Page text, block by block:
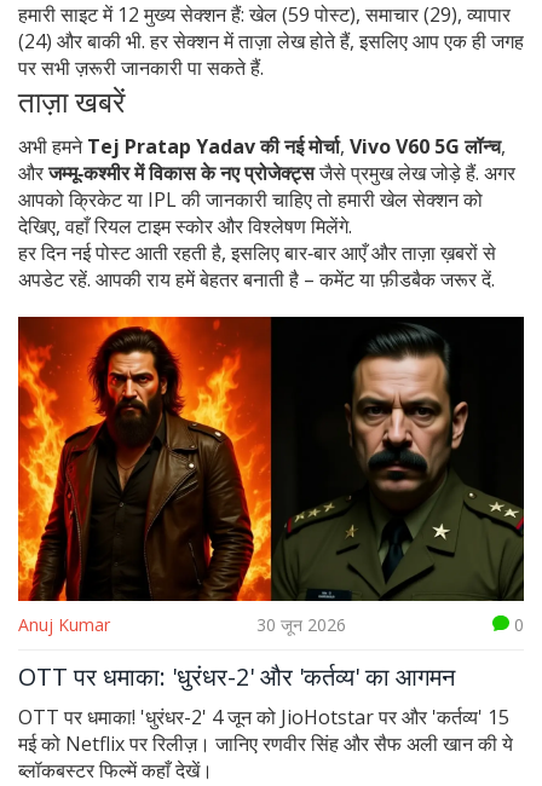
हमारी साइट में 12 मुख्य सेक्शन हैं: खेल (59 पोस्ट), समाचार (29), व्यापार
(24) और बाकी भी. हर सेक्शन में ताज़ा लेख होते हैं, इसलिए आप एक ही जगह
पर सभी ज़रूरी जानकारी पा सकते हैं.
ताज़ा खबरें
अभी हमनेTej Pratap Yadav की नई मोर्चा, Vivo V60 5G लॉन्च,
औरजम्मू‑कश्मीर में विकास के नए प्रोजेक्ट्सजैसे प्रमुख लेख जोड़े हैं. अगर
आपको क्रिकेट या IPL की जानकारी चाहिए तो हमारी खेल सेक्शन को
देखिए, वहाँ रियल टाइम स्कोर और विश्लेषण मिलेंगे.
हर दिन नई पोस्ट आती रहती है, इसलिए बार‑बार आएँ और ताज़ा ख़बरों से
अपडेट रहें. आपकी राय हमें बेहतर बनाती है – कमेंट या फ़ीडबैक जरूर दें.
Anuj Kumar 30 जून 2026 0
OTT पर धमाका: 'धुरंधर-2' और 'कर्तव्य' का आगमन
OTT पर धमाका! 'धुरंधर-2' 4 जून को JioHotstar पर और 'कर्तव्य' 15
मई को Netflix पर रिलीज़। जानिए रणवीर सिंह और सैफ अली खान की ये
ब्लॉकबस्टर फिल्में कहाँ देखें।